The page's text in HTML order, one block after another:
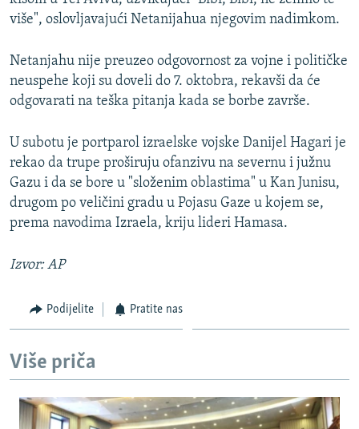
više", oslovljavajući Netanijahua njegovim nadimkom.
Netanjahu nije preuzeo odgovornost za vojne i političke
neuspehe koji su doveli do 7. oktobra, rekavši da će
odgovarati na teška pitanja kada se borbe završe.
U subotu je portparol izraelske vojske Danijel Hagari je
rekao da trupe proširuju ofanzivu na severnu i južnu
Gazu i da se bore u "složenim oblastima" u Kan Junisu,
drugom po veličini gradu u Pojasu Gaze u kojem se,
prema navodima Izraela, kriju lideri Hamasa.
Izvor: AP
Podijelite Pratite nas
Više priča